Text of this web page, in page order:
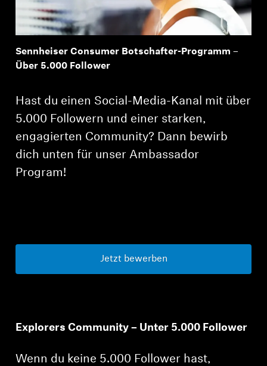
Sennheiser Consumer Botschafter-Programm –
Über 5.000 Follower
Hast du einen Social-Media-Kanal mit über
5.000 Followern und einer starken,
engagierten Community? Dann bewirb
dich unten für unser Ambassador
Program!
Jetzt bewerben
Explorers Community – Unter 5.000 Follower
Wenn du keine 5.000 Follower hast,